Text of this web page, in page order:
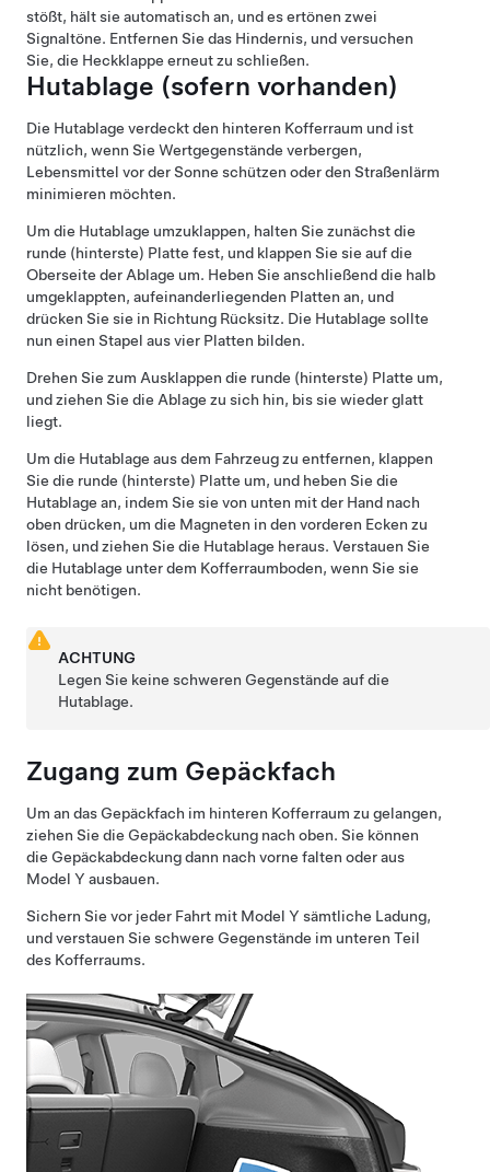
stößt, hält sie automatisch an, und es ertönen zwei
Signaltöne. Entfernen Sie das Hindernis, und versuchen
Sie, die Heckklappe erneut zu schließen.
Hutablage (sofern vorhanden)
Die Hutablage verdeckt den hinteren Kofferraum und ist
nützlich, wenn Sie Wertgegenstände verbergen,
Lebensmittel vor der Sonne schützen oder den Straßenlärm
minimieren möchten.
Um die Hutablage umzuklappen, halten Sie zunächst die
runde (hinterste) Platte fest, und klappen Sie sie auf die
Oberseite der Ablage um. Heben Sie anschließend die halb
umgeklappten, aufeinanderliegenden Platten an, und
drücken Sie sie in Richtung Rücksitz. Die Hutablage sollte
nun einen Stapel aus vier Platten bilden.
Drehen Sie zum Ausklappen die runde (hinterste) Platte um,
und ziehen Sie die Ablage zu sich hin, bis sie wieder glatt
liegt.
Um die Hutablage aus dem Fahrzeug zu entfernen, klappen
Sie die runde (hinterste) Platte um, und heben Sie die
Hutablage an, indem Sie sie von unten mit der Hand nach
oben drücken, um die Magneten in den vorderen Ecken zu
lösen, und ziehen Sie die Hutablage heraus. Verstauen Sie
die Hutablage unter dem Kofferraumboden, wenn Sie sie
nicht benötigen.
ACHTUNG
Legen Sie keine schweren Gegenstände auf die
Hutablage.
Zugang zum Gepäckfach
Um an das Gepäckfach im hinteren Kofferraum zu gelangen,
ziehen Sie die Gepäckabdeckung nach oben. Sie können
die Gepäckabdeckung dann nach vorne falten oder aus
Model Y ausbauen.
Sichern Sie vor jeder Fahrt mit Model Y sämtliche Ladung,
und verstauen Sie schwere Gegenstände im unteren Teil
des Kofferraums.